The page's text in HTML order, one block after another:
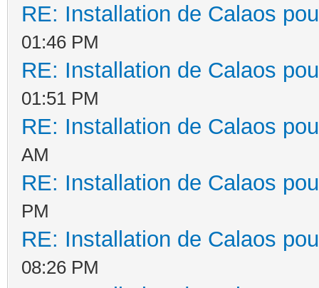
RE: Installation de Calaos
01:46 PM
RE: Installation de Calaos
01:51 PM
RE: Installation de Calaos
AM
RE: Installation de Calaos
PM
RE: Installation de Calaos
08:26 PM